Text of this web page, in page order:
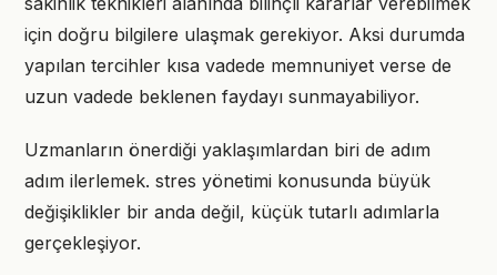
için doğru bilgilere ulaşmak gerekiyor. Aksi durumda
yapılan tercihler kısa vadede memnuniyet verse de
uzun vadede beklenen faydayı sunmayabiliyor.
Uzmanların önerdiği yaklaşımlardan biri de adım
adım ilerlemek. stres yönetimi konusunda büyük
değişiklikler bir anda değil, küçük tutarlı adımlarla
gerçekleşiyor.